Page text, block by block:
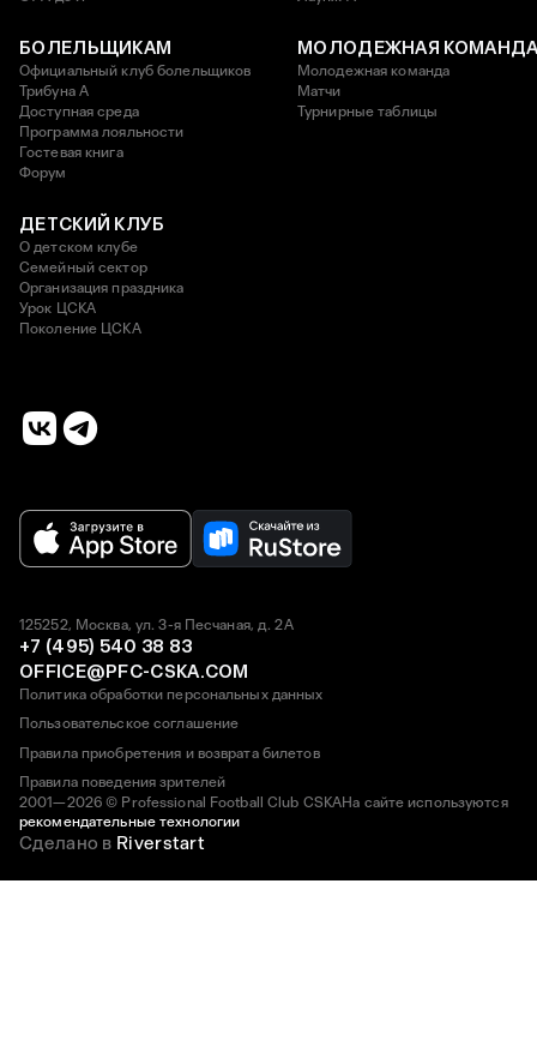
БОЛЕЛЬЩИКАМ
Официальный клуб болельщиков
Трибуна А
Доступная среда
Программа лояльности
Гостевая книга
Форум
МОЛОДЕЖНАЯ
Молодежная команда
Матчи
Турнирные таблицы
ДЕТСКИЙ КЛУБ
О детском клубе
Семейный сектор
Организация праздника
Урок ЦСКА
Поколение ЦСКА
2001—2026 © Professional Football Club CSKAНа сайте используются
рекомендательные технологии
125252, Москва, ул. 3-я Песчаная, д. 2А
+7 (495) 540 38 83
OFFICE@PFC-CSKA.COM
Политика обработки персональных данных
Пользовательское соглашение
Правила приобретения и возврата билетов
Правила поведения зрителей
Сделано в Riverstart